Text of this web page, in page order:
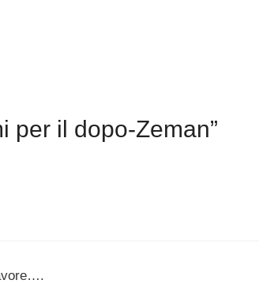
per il dopo-Zeman”